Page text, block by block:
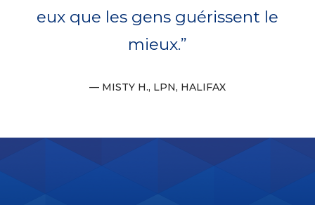
eux que les gens guérissent le
mieux.
MISTY H., LPN, HALIFAX